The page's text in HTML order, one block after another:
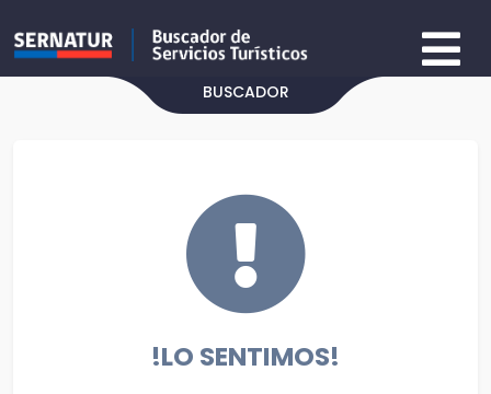
BUSCADOR
!LO SENTIMOS!